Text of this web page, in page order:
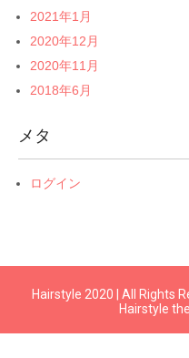
2021年1月
2020年12月
2020年11月
2018年6月
メタ
ログイン
Hairstyle 2020 | All Rights
Hairstyle